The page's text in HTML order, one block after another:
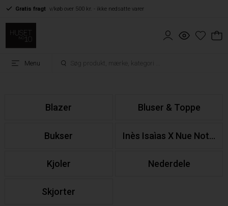
Gratis fragt v/køb over 500 kr. - ikke nedsatte varer
Menu
Blazer Bluser & Toppe
Bukser Inès Isaìas X Nue Notes
Kjoler Nederdele
Skjorter